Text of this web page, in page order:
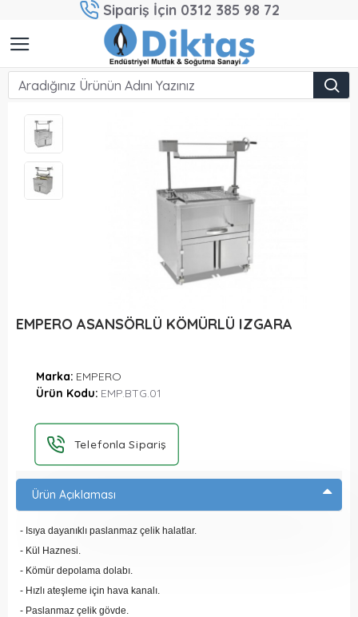
Sipariş İçin 0312 385 98 72
EMPERO ASANSÖRLÜ KÖMÜRLÜ IZGARA
Marka: EMPERO
Ürün Kodu: EMP.BTG.01
Telefonla Sipariş
Ürün Açıklaması
- Isıya dayanıklı paslanmaz çelik halatlar.
- Kül Haznesi.
- Kömür depolama dolabı.
- Hızlı ateşleme için hava kanalı.
- Paslanmaz çelik gövde.